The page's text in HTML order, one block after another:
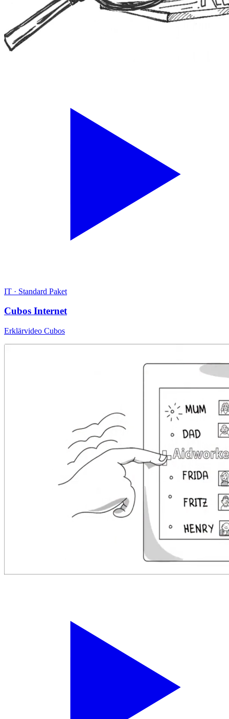
IT · Standard Paket
Cubos Internet
Erklärvideo Cubos